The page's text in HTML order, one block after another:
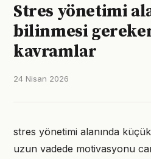
Stres yönetimi
bilinmesi
kavramlar
24 Nisan 2026
stres yönetimi alanında
uzun vadede motivasyonu